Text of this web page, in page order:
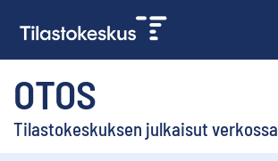
OTOS
Tilastokeskuksen julkaisut verkossa